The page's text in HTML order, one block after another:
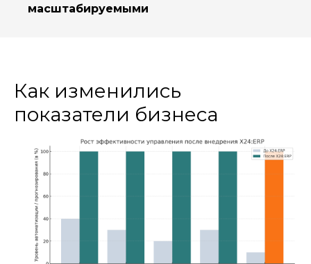
масштабируемыми
Как изменились
показатели бизнеса